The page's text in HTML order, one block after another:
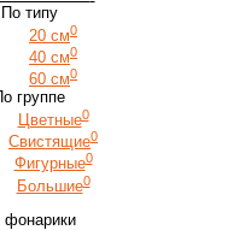
По типу
20 см0
40 см0
60 см0
группе
Цветные0
Свистящие0
Фигурные0
Большие0